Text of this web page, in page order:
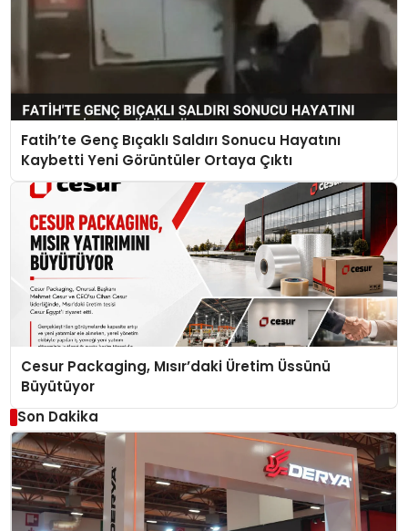
Fatih’te Genç Bıçaklı Saldırı Sonucu Hayatını
Kaybetti Yeni Görüntüler Ortaya Çıktı
Cesur Packaging, Mısır’daki Üretim Üssünü
Büyütüyor
Son Dakika